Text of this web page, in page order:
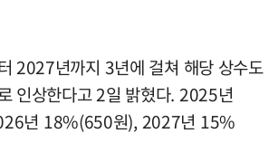
2027년까지 3년에 걸쳐 해당 상수도
인상한다고 2일 밝혔다. 2025년
년 18%(650원), 2027년 15%